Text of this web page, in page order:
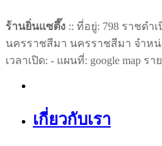
ร้านยิ่นแซตึ๊ง :: ที่อยู่: 798 ราชดำ
นครราชสีมา นครราชสีมา จำห
เวลาเปิด: - แผนที่: google map รา
เกี่ยวกับเรา